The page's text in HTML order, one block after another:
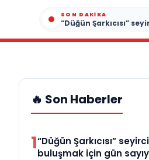
SON DAKIKA
🔥 Son Haberler
1“Düğün Şarkıcısı”
buluşmak için gün